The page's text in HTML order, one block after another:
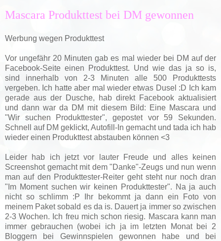
Mascara Produkttest bei DM gewonnen
Werbung wegen Produkttest
Vor ungefähr 20 Minuten gab es mal wieder bei DM auf der
Facebook-Seite einen Produkttest. Und wie das ja so is,
sind innerhalb von 2-3 Minuten alle 500 Produkttests
vergeben. Ich hatte aber mal wieder etwas Dusel :D Ich kam
gerade aus der Dusche, hab direkt Facebook aktualisiert
und dann war da DM mit diesem Bild: Eine Mascara und
"Wir suchen Produkttester", gepostet vor 59 Sekunden.
Schnell auf DM geklickt, Autofill-In gemacht und tada ich hab
wieder einen Produkttest abstauben können <3
Leider hab ich jetzt vor lauter Freude und alles keinen
Screenshot gemacht mit dem "Danke"-Zeugs und nun wenn
man auf den Produkttester-Reiter geht steht nur noch dran
"Im Moment suchen wir keinen Produkttester". Na ja auch
nicht so schlimm :P Ihr bekommt ja dann ein Foto von
meinem Paket sobald es da is. Dauert ja immer so zwischen
2-3 Wochen. Ich freu mich schon riesig. Mascara kann man
immer gebrauchen (wobei ich ja im letzten Monat bei 2
Bloggern bei Gewinnspielen gewonnen habe und bei